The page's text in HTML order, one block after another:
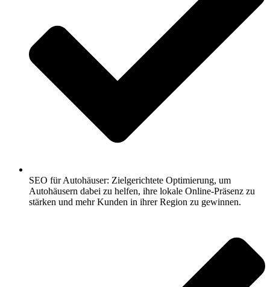
SEO für Autohäuser: Zielgerichtete Optimierung, um
Autohäusern dabei zu helfen, ihre lokale Online-Präsenz zu
stärken und mehr Kunden in ihrer Region zu gewinnen.